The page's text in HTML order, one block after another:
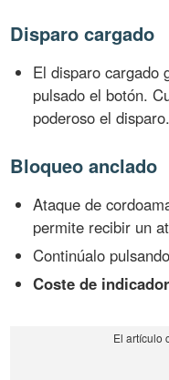
Disparo cargado
El disparo cargado
pulsado el botón.
poderoso el disparo.
Bloqueo anclado
Ataque de
permite recibir un
Continúalo
Coste de